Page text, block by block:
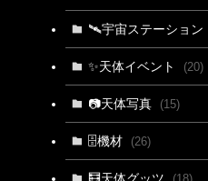
🛰宇宙ステーション
✨天体イベント (20)
📷天体写真 (15)
🗄機材 (26)
(2)
🧮天体グッツ (18)